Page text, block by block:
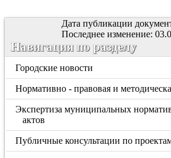
Дата публикации
Последнее изменение:
Навигация по разделу
Городские новости
Нормативно - правовая и
Экспертиза муниципальных
актов
Публичные консультации по